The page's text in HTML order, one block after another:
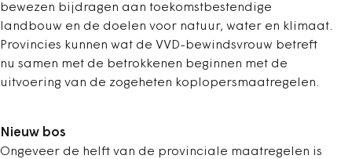
bewezen bijdragen aan toekomstbestendige
landbouw en de doelen voor natuur, water en klimaat.
Provincies kunnen wat de VVD-bewindsvrouw betreft
nu samen met de betrokkenen beginnen met de
uitvoering van de zogeheten koplopersmaatregelen.
Nieuw bos
Ongeveer de helft van de provinciale maatregelen is